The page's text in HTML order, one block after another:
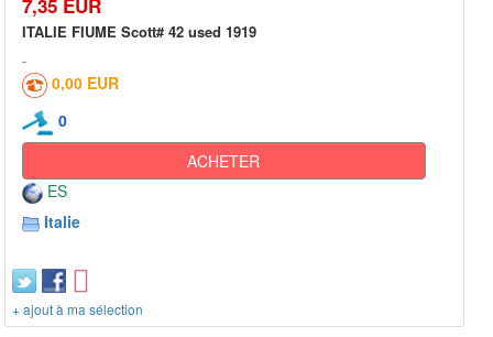
7,35 EUR
ITALIE FIUME Scott# 42 used 1919
0,00 EUR
0
ACHETER
ES
Italie
+ ajout à ma sélection